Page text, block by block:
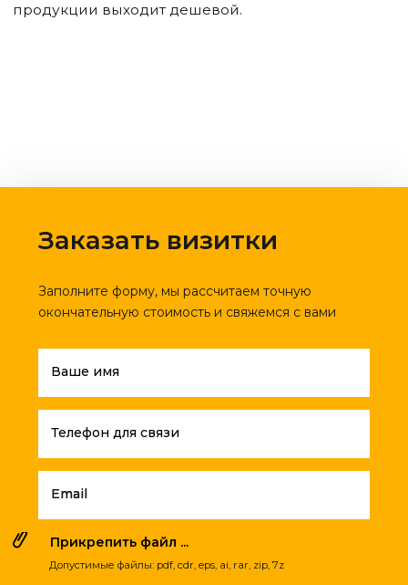
продукции выходит дешевой.
Заказать визитки
Заполните форму, мы рассчитаем точную
окончательную стоимость и свяжемся с вами
Ваше имя
Телефон для связи
Email
Прикрепить файл ...
Допустимые файлы: pdf, cdr, eps, ai, rar, zip, 7z